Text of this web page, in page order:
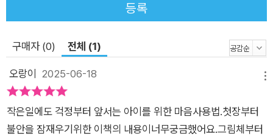
등록
구매자 (0) 전체 (1)
오랑이 2025-06-18
작은일에도 걱정부터 앞서는 아이를 위한 마음사용법.첫장부터
불안을 잠재우기위한 이책의 내용이너무궁금했어요.그림체부터